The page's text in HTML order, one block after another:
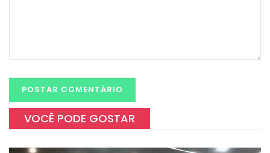
VOCÊ PODE GOSTAR